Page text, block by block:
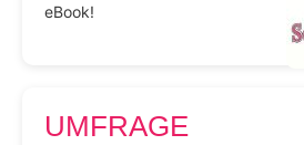
eBook!
UMFRAGE